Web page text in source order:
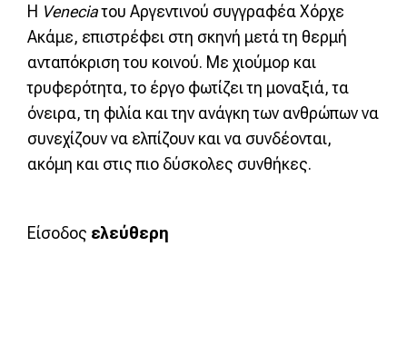
Η Veneciaτου Αργεντινού συγγραφέα Χόρχε
Ακάμε, επιστρέφει στη σκηνή μετά τη θερμή
ανταπόκριση του κοινού. Με χιούμορ και
τρυφερότητα, το έργο φωτίζει τη μοναξιά, τα
όνειρα, τη φιλία και την ανάγκη των ανθρώπων να
συνεχίζουν να ελπίζουν και να συνδέονται,
ακόμη και στις πιο δύσκολες συνθήκες.
Είσοδος ελεύθερη